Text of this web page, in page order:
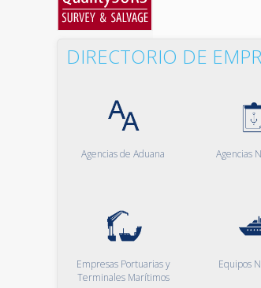
DIRECTORIO DE
Agencias de Aduana Agencias
Empresas Portuarias y
Terminales Marítimos
Equipos